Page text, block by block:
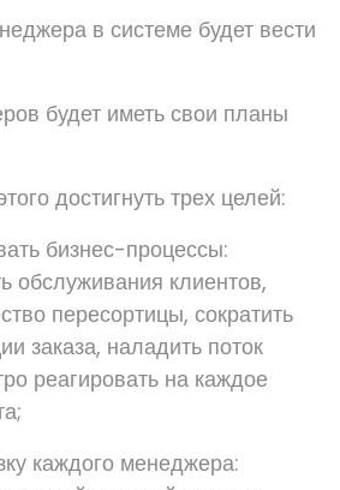
в системе будет вести
будет иметь свои планы
достигнуть трех целей:
бизнес-процессы:
обслуживания клиентов,
пересортицы, сократить
заказа, наладить поток
реагировать на каждое
каждого менеджера: